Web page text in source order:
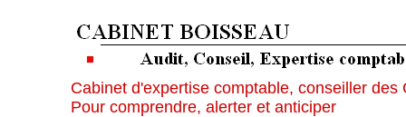
Cabinet d'expertise comptable, conseiller des
Pour comprendre, alerter et anticiper